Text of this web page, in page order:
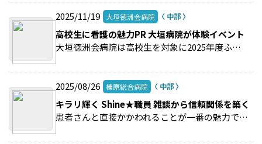
2025/11/19 大垣徳洲会病院
高校生に看護の魅力PR 大垣病院が体験イベント
大垣徳洲会病院は高校生を対象に2025年度ふれあい看護体験を実施した。 >>続きを読む
2025/08/26 榛原総合病院
キラリ輝く Shine★職員 雑談から信頼関係を築く
患者さんと直接かかわれることが一番の魅力です。 >>続きを読む